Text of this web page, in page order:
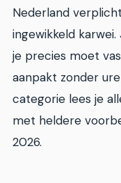
Nederland
ingewikkeld
je precies moet
aanpakt zonder
categorie lees je
met heldere
2026.